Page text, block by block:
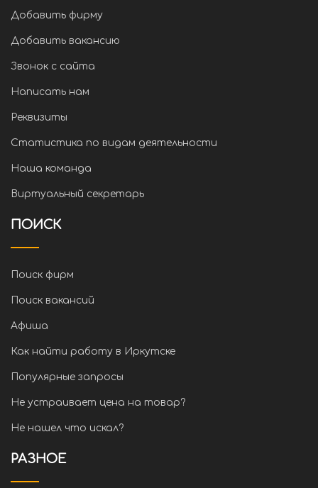
Добавить фирму
Добавить вакансию
Звонок с сайта
Написать нам
Реквизиты
Статистика по видам деятельности
Наша команда
Виртуальный секретарь
ПОИСК
Поиск фирм
Поиск вакансий
Афиша
Как найти работу в Иркутске
Популярные запросы
Не устраивает цена на товар?
Не нашел что искал?
РАЗНОЕ